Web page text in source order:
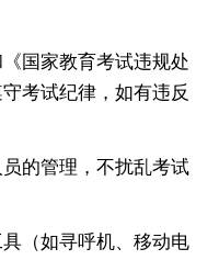
国家教育考试违规处
考试纪律，如有违反
的管理，不扰乱考试
（如寻呼机、移动电